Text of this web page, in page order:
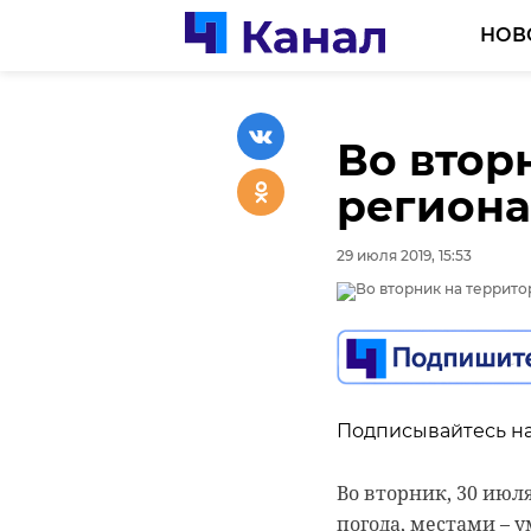
Во
29 июля 2019, 15:53
Подписывайтесь
Во вторник, 30
погода, местами –